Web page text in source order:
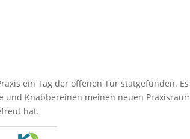
ein Tag der offenen Tür statgefunden. Es
und Knabbereinen meinen neuen
hat.